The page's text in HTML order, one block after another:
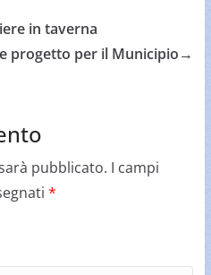
in taverna
progetto per il Municipio→
pubblicato. I campi
*